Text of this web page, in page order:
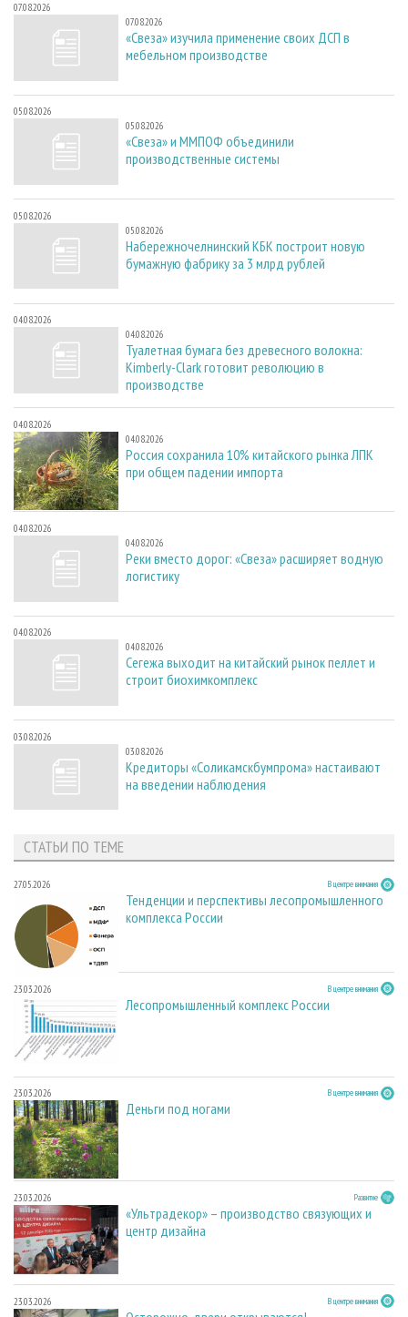
07.08.2026
07.08.2026
«Свеза» изучила применение своих ДСП в
мебельном производстве
05.08.2026
05.08.2026
«Свеза» и ММПОФ объединили
производственные системы
05.08.2026
05.08.2026
Набережночелнинский КБК построит новую
бумажную фабрику за 3 млрд рублей
04.08.2026
04.08.2026
Туалетная бумага без древесного волокна:
Kimberly-Clark готовит революцию в
производстве
04.08.2026
04.08.2026
Россия сохранила 10% китайского рынка ЛПК
при общем падении импорта
04.08.2026
04.08.2026
Реки вместо дорог: «Свеза» расширяет водную
логистику
04.08.2026
04.08.2026
Сегежа выходит на китайский рынок пеллет и
строит биохимкомплекс
03.08.2026
03.08.2026
Кредиторы «Соликамскбумпрома» настаивают
на введении наблюдения
СТАТЬИ ПО ТЕМЕ
27.05.2026 В центре внимания
Тенденции и перспективы лесопромышленного
комплекса России
23.03.2026 В центре внимания
Лесопромышленный комплекс России
23.03.2026 В центре внимания
Деньги под ногами
23.03.2026 Развитие
«Ультрадекор» – производство связующих и
центр дизайна
23.03.2026 В центре внимания